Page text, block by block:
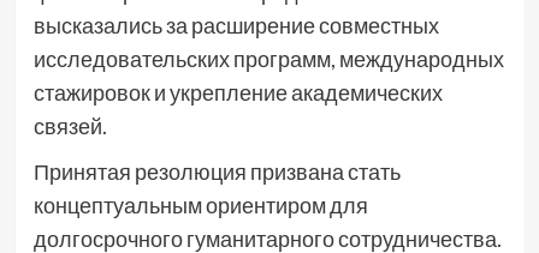
высказались за расширение совместных
исследовательских программ, международных
стажировок и укрепление академических
связей.
Принятая резолюция призвана стать
концептуальным ориентиром для
долгосрочного гуманитарного сотрудничества.